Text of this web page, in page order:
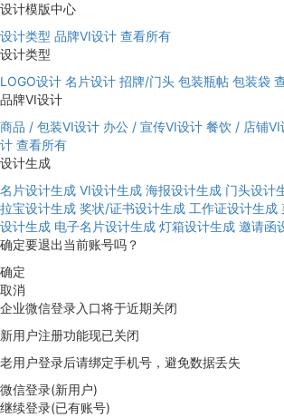
设计模版中心
设计类型 品牌VI设计 查看所有
设计类型
LOGO设计 名片设计 招牌/门头 包装瓶帖 包装袋
品牌VI设计
商品 / 包装VI设计 办公 / 宣传VI设计 餐饮 / 店铺VI
计 查看所有
设计生成
名片设计生成 VI设计生成 海报设计生成 门头设计
拉宝设计生成 奖状/证书设计生成 工作证设计生成
设计生成 电子名片设计生成 灯箱设计生成 邀请函
确定要退出当前账号吗？
确定
取消
企业微信登录入口将于近期关闭
新用户注册功能现已关闭
老用户登录后请绑定手机号，避免数据丢失
微信登录(新用户)
继续登录(已有账号)